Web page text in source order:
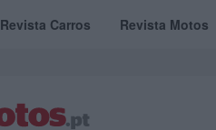
Revista Carros Revista Motos